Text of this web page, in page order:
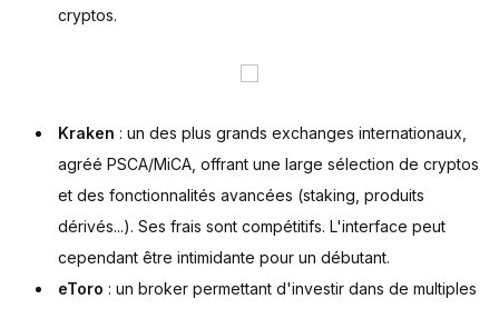
cryptos.
Kraken : un des plus grands exchanges internationaux,
agréé PSCA/MiCA, offrant une large sélection de cryptos
et des fonctionnalités avancées (staking, produits
dérivés...). Ses frais sont compétitifs. L'interface peut
cependant être intimidante pour un débutant.
eToro : un broker permettant d'investir dans de multiples